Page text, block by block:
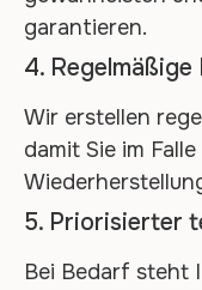
garantieren.
4.
Wir erstellen
damit Sie im
5. Priorisierter
Bei Bedarf steht